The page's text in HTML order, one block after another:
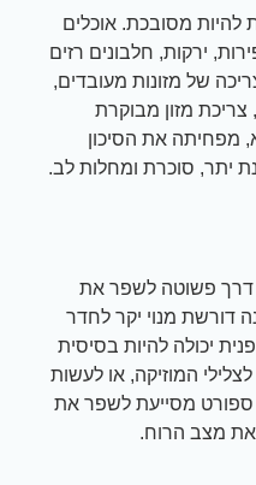
להיות מסובכת. אוכלים
ירקות, חלבונים רזים
של מזונות מעובדים,
צריכת מזון מבוקרת
מפחיתה את הסיכון
יתר, סוכרת ומחלות לב.
דרך פשוטה לשפר את
דורשת מנוי יקר לחדר
יכולה להיות בסיסית
המוזיקה, או לעשות
ספורט מסייעת לשפר את
את מצב הרוח.